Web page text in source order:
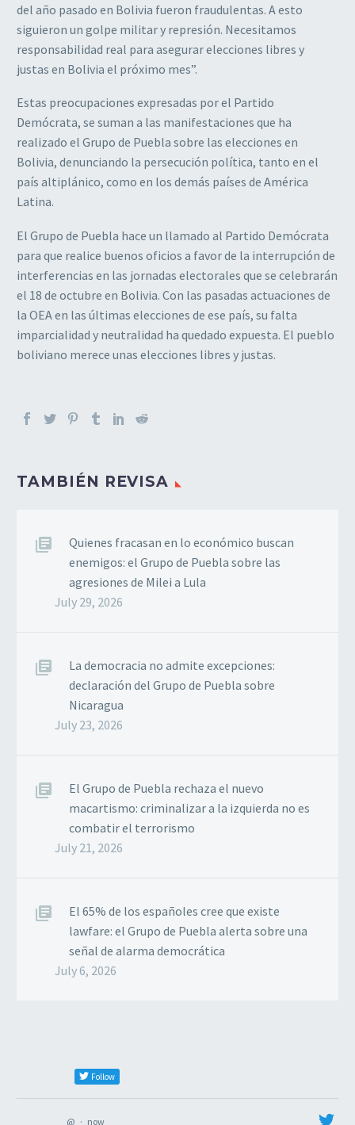
del año pasado en Bolivia fueron fraudulentas. A esto
siguieron un golpe militar y represión. Necesitamos
responsabilidad real para asegurar elecciones libres y
justas en Bolivia el próximo mes”.
Estas preocupaciones expresadas por el Partido
Demócrata, se suman a las manifestaciones que ha
realizado el Grupo de Puebla sobre las elecciones en
Bolivia, denunciando la persecución política, tanto en el
país altiplánico, como en los demás países de América
Latina.
El Grupo de Puebla hace un llamado al Partido Demócrata
para que realice buenos oficios a favor de la interrupción de
interferencias en las jornadas electorales que se celebrarán
el 18 de octubre en Bolivia. Con las pasadas actuaciones de
la OEA en las últimas elecciones de ese país, su falta
imparcialidad y neutralidad ha quedado expuesta. El pueblo
boliviano merece unas elecciones libres y justas.
TAMBIÉN REVISA
Quienes fracasan en lo económico buscan
enemigos: el Grupo de Puebla sobre las
agresiones de Milei a Lula
July 29, 2026
La democracia no admite excepciones:
declaración del Grupo de Puebla sobre
Nicaragua
July 23, 2026
El Grupo de Puebla rechaza el nuevo
macartismo: criminalizar a la izquierda no es
combatir el terrorismo
July 21, 2026
El 65% de los españoles cree que existe
lawfare: el Grupo de Puebla alerta sobre una
señal de alarma democrática
July 6, 2026
Follow
@ · now